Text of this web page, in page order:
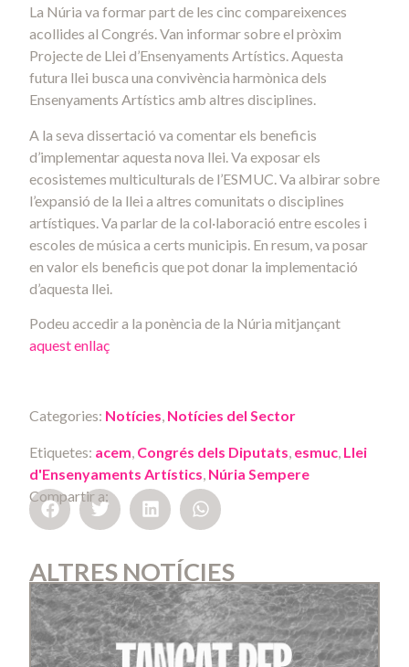
La Núria va formar part de les cinc compareixences
acollides al Congrés. Van informar sobre el pròxim
Projecte de Llei d’Ensenyaments Artístics. Aquesta
futura llei busca una convivència harmònica dels
Ensenyaments Artístics amb altres disciplines.
A la seva dissertació va comentar els beneficis
d’implementar aquesta nova llei. Va exposar els
ecosistemes multiculturals de l’ESMUC. Va albirar sobre
l’expansió de la llei a altres comunitats o disciplines
artístiques. Va parlar de la col·laboració entre escoles i
escoles de música a certs municipis. En resum, va posar
en valor els beneficis que pot donar la implementació
d’aquesta llei.
Podeu accedir a la ponència de la Núria mitjançant
aquest enllaç
Categories: Notícies, Notícies del Sector
Etiquetes: acem, Congrés dels Diputats, esmuc, Llei
d'Ensenyaments Artístics, Núria Sempere
Compartir a:
ALTRES NOTÍCIES